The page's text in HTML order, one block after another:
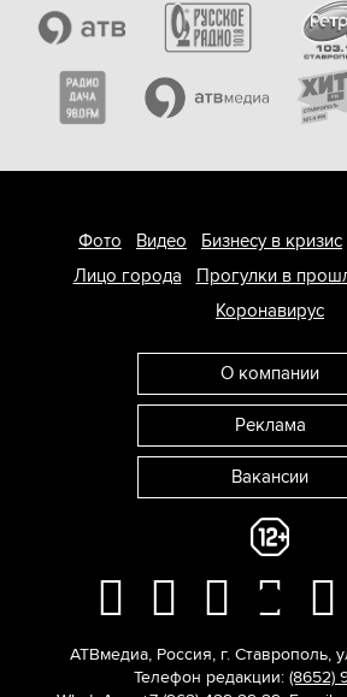
Фото Видео Бизнесу в кризис
Лицо города
Прогулки в
Коронавирус
О компании
Реклама
Вакансии
АТВмедиа, Россия, г. Ставрополь,
Телефон редакции: (8652)